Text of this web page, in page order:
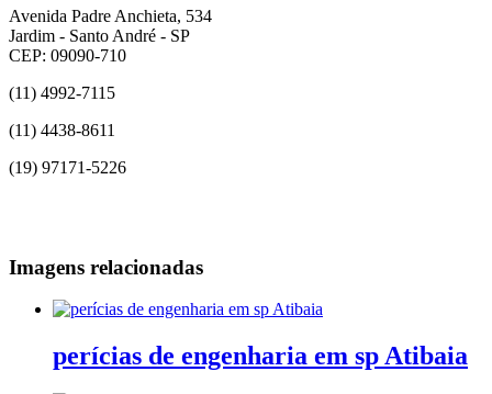
Avenida Padre Anchieta, 534
Jardim - Santo André - SP
CEP: 09090-710
(11) 4992-7115
(11) 4438-8611
(19) 97171-5226
Imagens relacionadas
perícias de engenharia em sp Atibaia